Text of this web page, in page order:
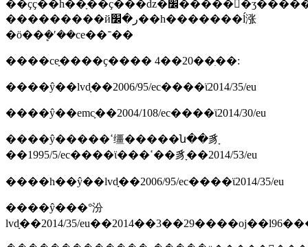
��ҫҫ��һ��ָ��ҫ���ǳ�׼�����񡣲�ʒ�������ָ���й���ҫҫ�󣬾��ܼӹ�ce��־
���������йر�׼��һ�������ĺ涨
�ö��ܷ�ʹ��ce��־��
����ceָ����ҫ���� 4��20��ִ��:
����ŷ��lvdָ��2006/95/ec����ϊ2014/35/eu
����ŷ��emcָ��2004/108/ec����ϊ2014/30/eu
����ŷ�����ߵ缰�����ն��豸ָ
��1995/5/ec����ϊ���ߵ��豸ָ��2014/53/eu
����һ��ŷ��lvdָ��2006/95/ec����ϊ2014/35/eu
����ŷ���°汾